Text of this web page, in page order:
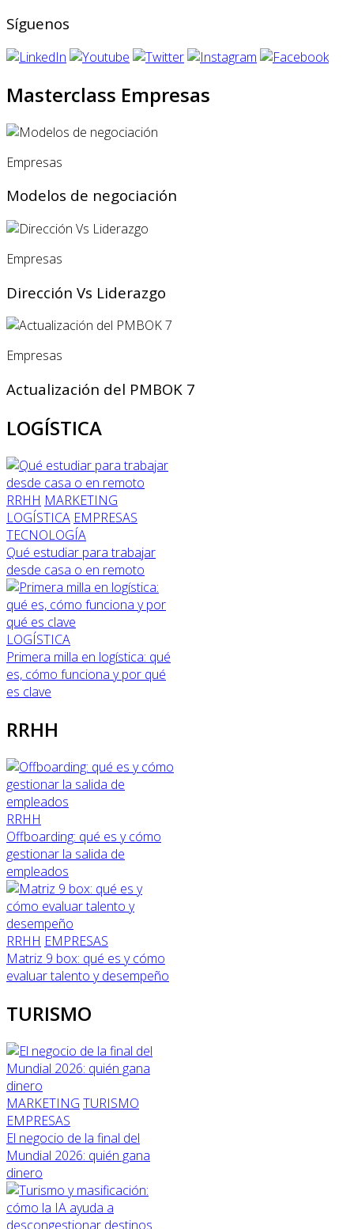
Síguenos
Masterclass Empresas
Empresas
Modelos de negociación
Empresas
Dirección Vs Liderazgo
Empresas
Actualización del PMBOK 7
LOGÍSTICA
RRHH MARKETING
LOGÍSTICA EMPRESAS
TECNOLOGÍA
Qué estudiar para trabajar
desde casa o en remoto
LOGÍSTICA
Primera milla en logística: qué
es, cómo funciona y por qué
es clave
RRHH
RRHH
Offboarding: qué es y cómo
gestionar la salida de
empleados
RRHH EMPRESAS
Matriz 9 box: qué es y cómo
evaluar talento y desempeño
TURISMO
MARKETING TURISMO
EMPRESAS
El negocio de la final del
Mundial 2026: quién gana
dinero